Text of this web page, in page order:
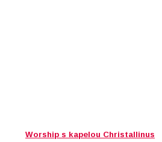
Worship s kapelou Christallinus